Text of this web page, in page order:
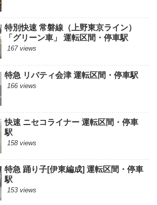
特別快速 常磐線（上野東京ライン）
「グリーン車」 運転区間・停車駅
167 views
特急 リバティ会津 運転区間・停車駅
166 views
快速 ニセコライナー 運転区間・停車
駅
158 views
特急 踊り子[伊東編成] 運転区間・停車
駅
153 views